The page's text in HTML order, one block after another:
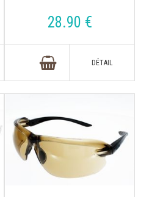
cat 4 pour une
meilleure protection
28.90 €